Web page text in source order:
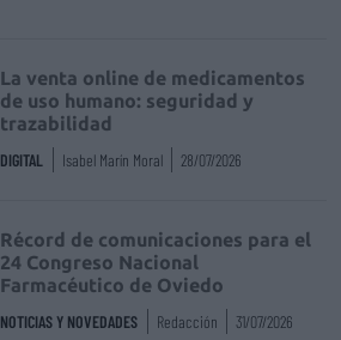
La venta online de medicamentos
de uso humano: seguridad y
trazabilidad
DIGITAL Isabel Marín Moral 28/07/2026
Récord de comunicaciones para el
24 Congreso Nacional
Farmacéutico de Oviedo
NOTICIAS Y NOVEDADES Redacción 31/07/2026